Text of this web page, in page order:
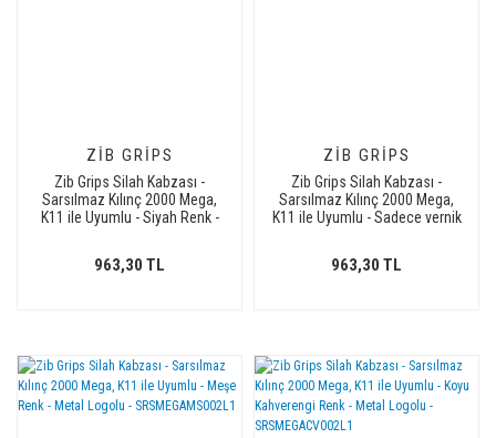
ZIB GRIPS
Zib Grips Silah Kabzası -
Sarsılmaz Kılınç 2000 Mega,
K11 ile Uyumlu - Siyah Renk -
963,30 TL
ZIB GRIPS
Zib Grips Silah Kabzası -
Sarsılmaz Kılınç 2000 Mega,
K11 ile Uyumlu - Sadece vernik
963,30 TL